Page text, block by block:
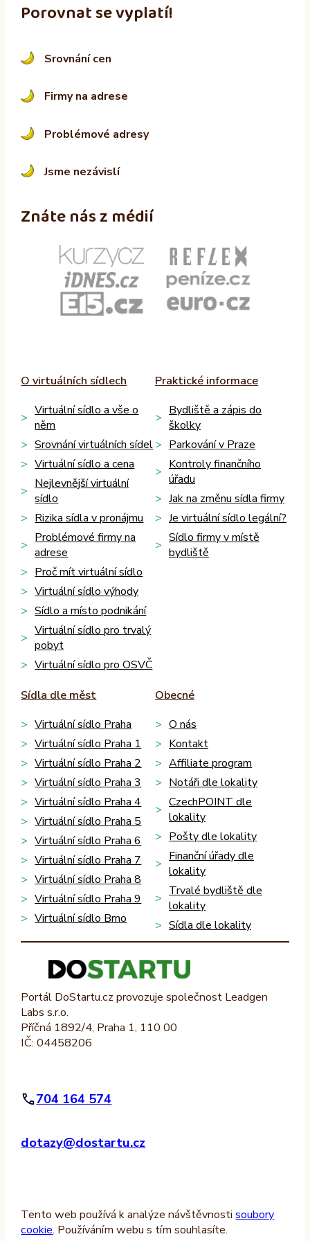
Porovnat se vyplatí!
Srovnání cen
Firmy na adrese
Problémové adresy
Jsme nezávislí
Znáte nás z médií
O virtuálních sídlech
Virtuální sídlo a vše o
něm
Srovnání virtuálních sídel
Virtuální sídlo a cena
Nejlevnější virtuální
sídlo
Rizika sídla v pronájmu
Problémové firmy na
adrese
Proč mít virtuální sídlo
Virtuální sídlo výhody
Sídlo a místo podnikání
Virtuální sídlo pro trvalý
pobyt
Virtuální sídlo pro OSVČ
Praktické informace
Bydliště a zápis do
školky
Parkování v Praze
Kontroly finančního
úřadu
Jak na změnu sídla firmy
Je virtuální sídlo legální?
Sídlo firmy v místě
bydliště
Sídla dle měst
Virtuální sídlo Praha
Virtuální sídlo Praha 1
Virtuální sídlo Praha 2
Virtuální sídlo Praha 3
Virtuální sídlo Praha 4
Virtuální sídlo Praha 5
Virtuální sídlo Praha 6
Virtuální sídlo Praha 7
Virtuální sídlo Praha 8
Virtuální sídlo Praha 9
Virtuální sídlo Brno
Obecné
O nás
Kontakt
Affiliate program
Notáři dle lokality
CzechPOINT dle
lokality
Pošty dle lokality
Finanční úřady dle
lokality
Trvalé bydliště dle
lokality
Sídla dle lokality
Portál DoStartu.cz provozuje společnost Leadgen
Labs s.r.o.
Příčná 1892/4, Praha 1, 110 00
IČ: 04458206
704 164 574
dotazy@dostartu.cz
Tento web používá k analýze návštěvnostisoubory
cookie. Používáním webu s tím souhlasíte.